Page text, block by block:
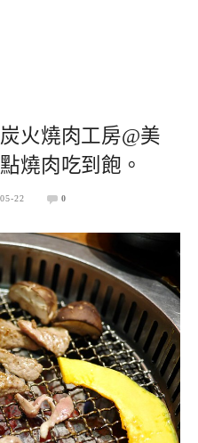
火燒肉工房@美
燒肉吃到飽。
22 0